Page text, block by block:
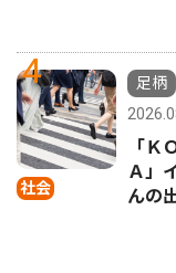
4
社会
足柄
「Ｋ
Ａ」
んの